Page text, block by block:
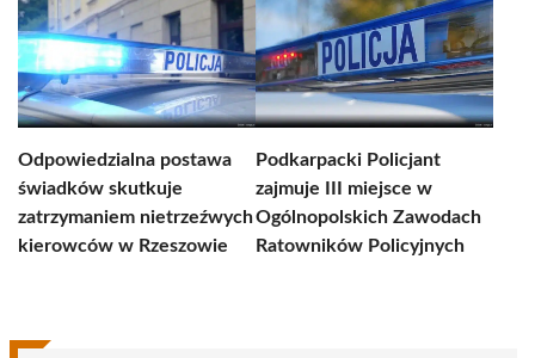
Odpowiedzialna postawa
świadków skutkuje
zatrzymaniem nietrzeźwych
kierowców w Rzeszowie
Podkarpacki Policjant
zajmuje III miejsce w
Ogólnopolskich Zawodach
Ratowników Policyjnych